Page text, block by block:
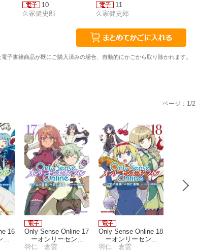
10
久家健史郎
11
久家健史郎
子書籍商品が既にご購入済みの場合、自動的にかごから取り除かれます。
16
Only Sense Online 17
ーオンリーセン
ス・オンラインー
羽仁 倉雲
Only Sense Online 18
ーオンリーセン
ス・オンラインー
羽仁 倉雲
ページ： 1 /2